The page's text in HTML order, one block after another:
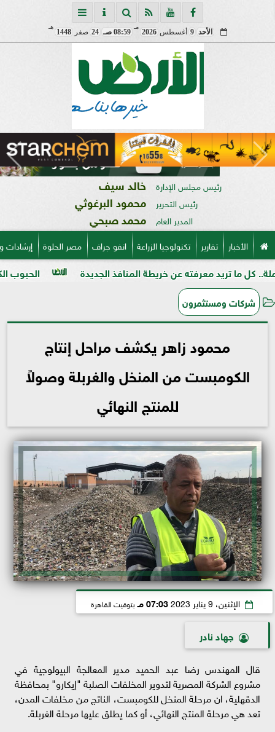
الأحد 9 أغسطس2026
مـ
08:59 صـ 24 صفر1448
هـ
رئيس مجلس الإدارة خالد سيف
رئيس التحرير محمود البرغوثي
المدير العام محمد صبحي
الأخبار تقارير تكنولوجيا الزراعة انفو جراف مصر الحلوة
الحبوب الكاملة معرفته عن خريطة المنافذ الجديدة
شركات ومستثمرون
محمود زاهر يكشف مراحل إنتاج
الكومبست من المنخل والغربلة وصولاً
للمنتج النهائي
الإثنين، 9 يناير 2023 07:03 مـ بتوقيت القاهرة
جهاد نادر
قال المهندس رضا عبد الحميد مدير المعالجة البيولوجية في
مشروع الشركة المصرية لتدوير المخلفات الصلبة "إيكارو" بمحافظة
الدقهلية، ان مرحلة المنخل للكومبست، الناتج من مخلفات المدن،
تعد هي مرحلة المنتج النهائي، أو كما يطلق عليها مرحلة الغربلة.